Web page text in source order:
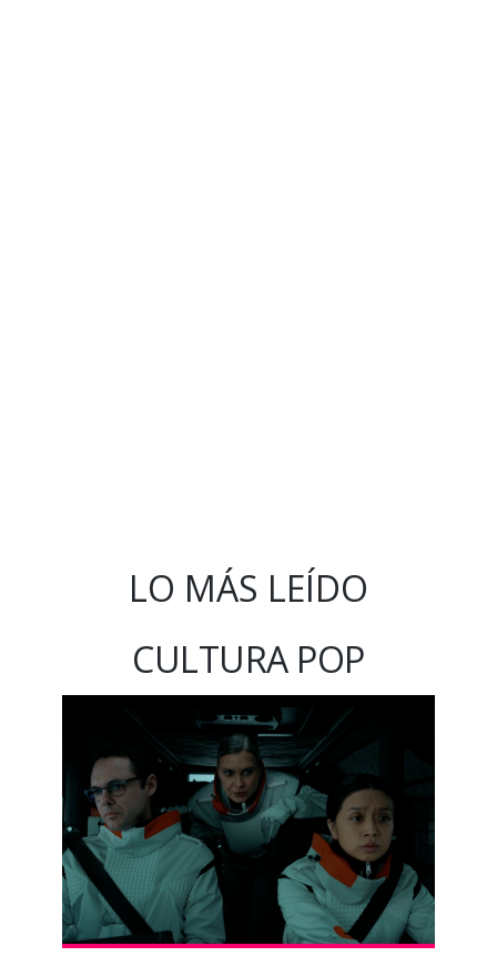
LO MÁS LEÍDO
CULTURA POP